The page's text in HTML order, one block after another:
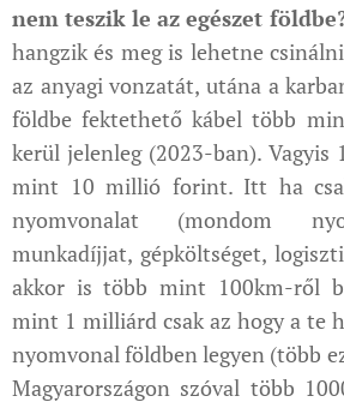
nem teszik le az egészet
hangzik és meg is lehetne
az anyagi vonzatát, utána a
földbe fektethető kábel több
kerül jelenleg (2023-ban). Vagyis
mint 10 millió forint. Itt ha
nyomvonalat (mondom
munkadíjjat, gépköltséget,
akkor is több mint 100km-ről
mint 1 milliárd csak az hogy a te
nyomvonal földben legyen (több
Magyarországon szóval több